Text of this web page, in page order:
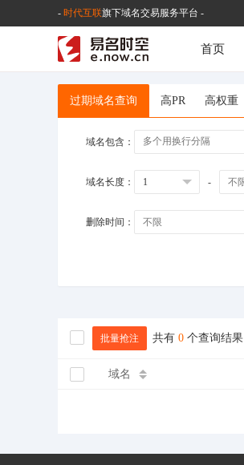
- 时代互联旗下域名交易服务平台 -
首页
过期域名查询 高PR 高权重
域名包含：
域名长度： -
删除时间：
批量抢注 共有 0 个查询结果
域名